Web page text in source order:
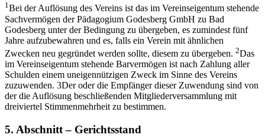
1Bei der Auflösung des Vereins ist das im Vereinseigentum stehende
Sachvermögen der Pädagogium Godesberg GmbH zu Bad
Godesberg unter der Bedingung zu übergeben, es zumindest fünf
Jahre aufzubewahren und es, falls ein Verein mit ähnlichen
Zwecken neu gegründet werden sollte, diesem zu übergeben. 2Das
im Vereinseigentum stehende Barvermögen ist nach Zahlung aller
Schulden einem uneigennützigen Zweck im Sinne des Vereins
zuzuwenden. 3Der oder die Empfänger dieser Zuwendung sind von
der die Auflösung beschließenden Mitgliederversammlung mit
dreiviertel Stimmenmehrheit zu bestimmen.
5. Abschnitt – Gerichtsstand